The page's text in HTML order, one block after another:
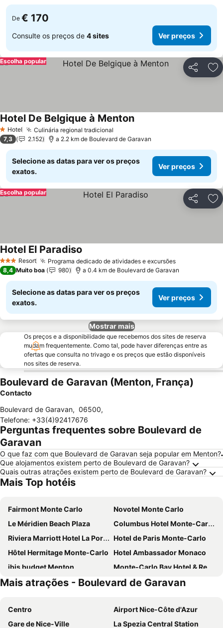
De € 170
Consulte os preços de 4 sites Ver preços
Partilhar
Escolha popular
1 Estrelas
Hotel Culinária regional tradicional
Hotel De Belgique à Menton
7,3 2.152 a 2.2 km de Boulevard de Garavan
Selecione as datas para ver os preços
exatos.
Ver preços
Partilhar
Escolha popular
3 EstrelasResort Programa dedicado de atividades e excursões
Hotel El Paradiso
8,4 Muito boa 980 a 0.4 km de Boulevard de Garavan
Selecione as datas para ver os preços
exatos.
Ver preços
Mostrar mais
Os preços e a disponibilidade que recebemos dos sites de reserva
mudam frequentemente. Como tal, pode haver diferenças entre as
ofertas que consulta no trivago e os preços que estão disponíveis
nos sites de reserva.
Boulevard de Garavan (Menton, França)
Contacto
Boulevard de Garavan, 06500,
Telefone: +33(4)92417676
Perguntas frequentes sobre Boulevard de
Garavan
O que faz com que Boulevard de Garavan seja popular em Menton?
Que alojamentos existem perto de Boulevard de Garavan?
Quais outras atrações existem perto de Boulevard de Garavan?
Mais Top hotéis
Fairmont Monte Carlo
Novotel Monte Carlo
Le Méridien Beach Plaza
Columbus Hotel Monte-Carlo, Curio Collection by Hilton
Riviera Marriott Hotel La Porte de Monaco
Hotel de Paris Monte-Carlo
Hôtel Hermitage Monte-Carlo
Hotel Ambassador Monaco
ibis budget Menton
Monte-Carlo Bay Hotel & Resort
Best Western Premier Hotel Prince De Galles
Alfred Hotels Monaco - ex Forum - Hôtel rénové
Esatitude Hotel
Hotel Port Palace
Le Panoramic Boutique Hôtel
ibis Styles Beaulieu Sur Mer
Mais atrações - Boulevard de Garavan
Centro
Airport Nice-Côte d'Azur
Gare de Nice-Ville
La Spezia Central Station